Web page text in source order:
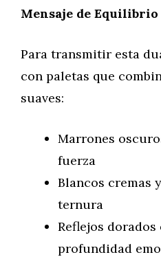
Mensaje de Equilibrio
Para transmitir esta
con paletas que
suaves:
Marrones
fuerza
Blancos cremas
ternura
Reflejos
profundidad